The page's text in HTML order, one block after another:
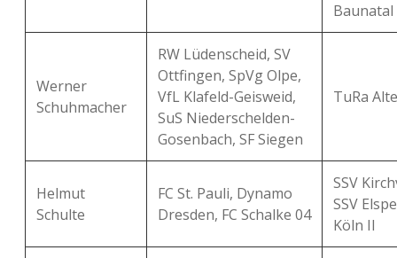
Baunatal
Werner
Schuhmacher
RW Lüdenscheid, SV
Ottfingen, SpVg Olpe,
VfL Klafeld-Geisweid,
SuS Niederschelden-
Gosenbach, SF Siegen
TuRa
Helmut
Schulte
FC St. Pauli, Dynamo
Dresden, FC Schalke 04
SSV
SSV
Köln II